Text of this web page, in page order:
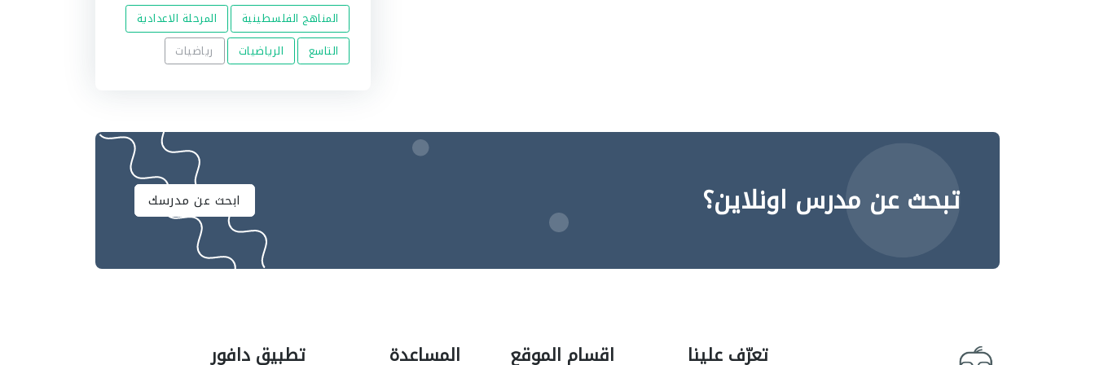
المناهج الفلسطينية
المرحلة الاعدادية
التاسع
الرياضيات رياضيات
تبحث عن مدرس اونلاين؟ ابحث عن مدرسك
تعرّف علينا اقسام الموقع المساعدة تطبيق دافور